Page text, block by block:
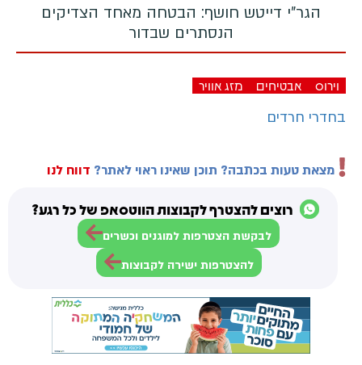
הגר"י דייטש חושף: הבטחה מאחד הצדיקים
הנסתרים שבדור
וירוס אבטיחים מזג אוויר
בחדרי חרדים
מצאת טעות בכתבה? תוכן שאינו ראוי לאתר? דווח לנו
רוצים להצטרף לקבוצות הווטסאפ של כל רגע?
לבקשת הצטרפות למוגנים וכשרים
להצטרפות ישירה לקבוצות